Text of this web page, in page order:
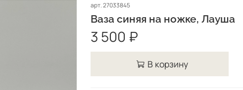
арт.27033845
Ваза синяя на ножке, Лауша
3 500 ₽
В корзину